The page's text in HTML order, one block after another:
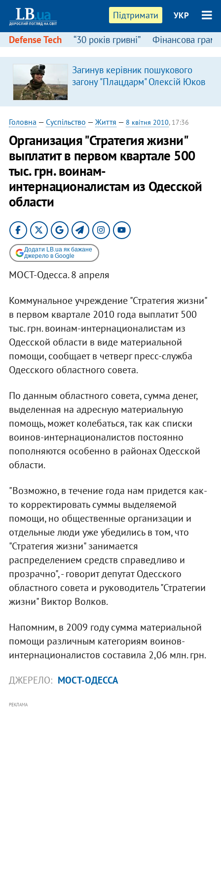
Підтримати УКР
Defense Tech “30 років гривні” Фінансова
Загинув керівник пошукового
загону "Плацдарм" Олексій Юков
Головна — Суспільство — Життя — 8 квітня 2010, 17:36
Организация "Стратегия жизни"
выплатит в первом квартале 500
тыс. грн. воинам-
интернационалистам из Одесской
области
Додати LB.ua як бажане
джерело в Google
МОСТ-Одесса. 8 апреля
Коммунальное учреждение "Стратегия жизни"
в первом квартале 2010 года выплатит 500
тыс. грн. воинам-интернационалистам из
Одесской области в виде материальной
помощи, сообщает в четверг пресс-служба
Одесского областного совета.
По данным областного совета, сумма денег,
выделенная на адресную материальную
помощь, может колебаться, так как списки
воинов-интернационалистов постоянно
пополняются особенно в районах Одесской
области.
"Возможно, в течение года нам придется как-
то корректировать суммы выделяемой
помощи, но общественные организации и
отдельные люди уже убедились в том, что
"Стратегия жизни" занимается
распределением средств справедливо и
прозрачно", - говорит депутат Одесского
областного совета и руководитель "Стратегии
жизни" Виктор Волков.
Напомним, в 2009 году сумма материальной
помощи различным категориям воинов-
интернационалистов составила 2,06 млн. грн.
ДЖЕРЕЛО: МОСТ-ОДЕССА
РЕКЛАМА